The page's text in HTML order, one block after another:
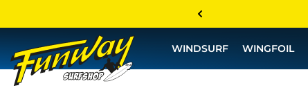
WINDSURF WINGFOIL